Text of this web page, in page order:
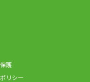
護
リシー